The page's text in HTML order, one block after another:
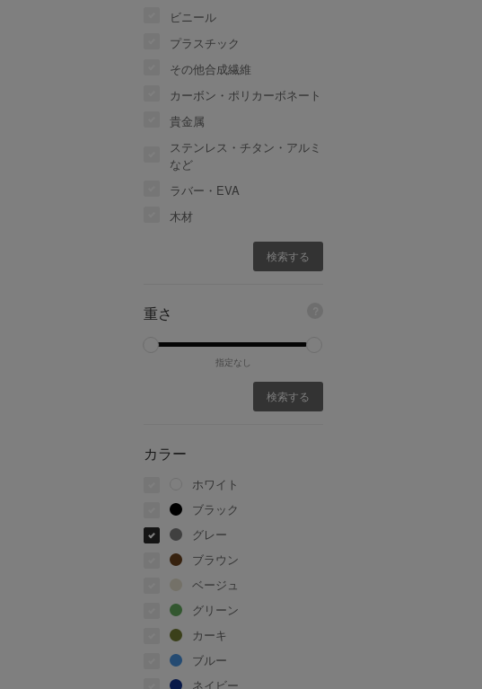
ビニール
プラスチック
その他合成繊維
カーボン・ポリカーボネート
貴金属
ステンレス・チタン・アルミ
など
ラバー・EVA
木材
重さ
指定なし
カラー
ホワイト
ブラック
グレー
ブラウン
ベージュ
グリーン
カーキ
ブルー
ネイビー